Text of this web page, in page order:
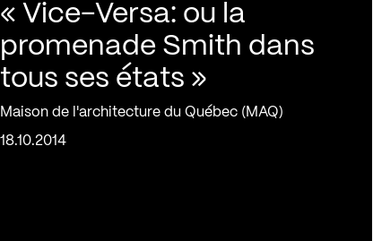
« Vice-Versa: ou la
promenade Smith dans
tous ses états »
Maison de l'architecture du Québec (MAQ)
18.10.2014